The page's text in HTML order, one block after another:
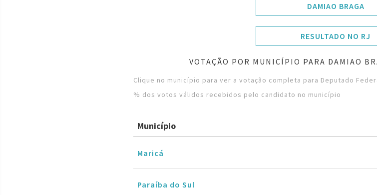
DAMIAO BRAGA
RESULTADO NO RJ
VOTAÇÃO POR MUNICÍPIO PARA DAMIAO
Clique no município para ver a votação completa para Deputado
% dos votos válidos recebidos pelo candidato no município
Município
Maricá
Paraíba do Sul